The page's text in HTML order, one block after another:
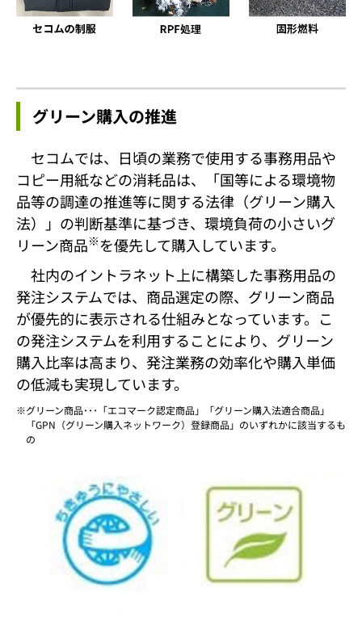
グリーン購入の推進
セコムでは、日頃の業務で使用する事務用品や
コピー用紙などの消耗品は、「国等による環境物
品等の調達の推進等に関する法律（グリーン購入
法）」の判断基準に基づき、環境負荷の小さいグ
リーン商品※ を優先して購入しています。
社内のイントラネット上に構築した事務用品の
発注システムでは、商品選定の際、グリーン商品
が優先的に表示される仕組みとなっています。こ
の発注システムを利用することにより、グリーン
購入比率は高まり、発注業務の効率化や購入単価
の低減も実現しています。
グリーン商品･･･「エコマーク認定商品」「グリーン購入法適合商品」
「GPN（グリーン購入ネットワーク）登録商品」のいずれかに該当するも
の